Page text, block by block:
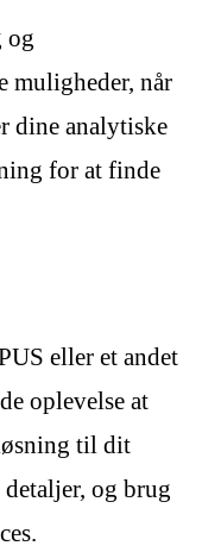
og
muligheder, når
dine analytiske
for at finde
eller et andet
oplevelse at
til dit
og brug